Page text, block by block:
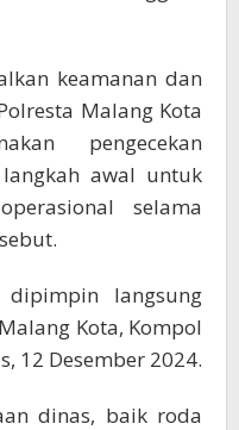
keamanan dan
Malang Kota
pengecekan
awal untuk
selama
dipimpin langsung
Kota, Kompol
12 Desember 2024.
dinas, baik roda